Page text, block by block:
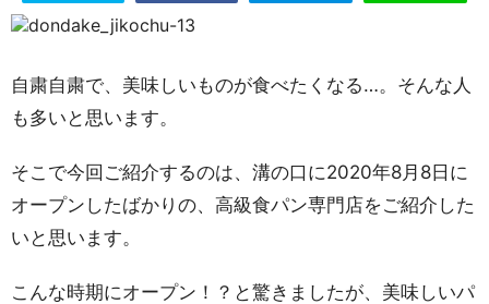
自粛自粛で、美味しいものが食べたくなる…。そんな人
も多いと思います。
そこで今回ご紹介するのは、溝の口に2020年8月8日に
オープンしたばかりの、高級食パン専門店をご紹介した
いと思います。
こんな時期にオープン！？と驚きましたが、美味しいパ